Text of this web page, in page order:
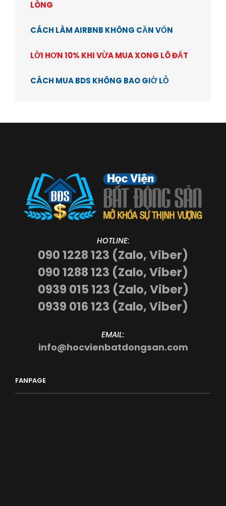
LÒNG
CÁCH LÀM AIRBNB KHÔNG CẦN VỐN
LỜI HƠN 10% KHI VỪA MUA XONG LÔ ĐẤT
CÁCH MUA BDS KHÔNG BAO GIỜ LỖ
HOTLINE:
090 1228 123 (Zalo, Viber)
090 1288 123 (Zalo, Viber)
0939 015 123 (Zalo, Viber)
0939 016 123 (Zalo, Viber)
EMAIL:
info@hocvienbatdongsan.com
FANPAGE